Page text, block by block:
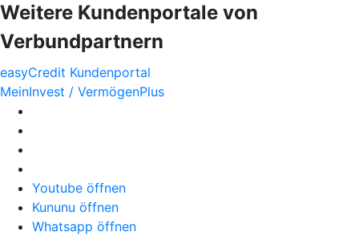
Weitere Kundenportale von
Verbundpartnern
easyCredit Kundenportal
MeinInvest / VermögenPlus
Youtube öffnen
Kununu öffnen
Whatsapp öffnen